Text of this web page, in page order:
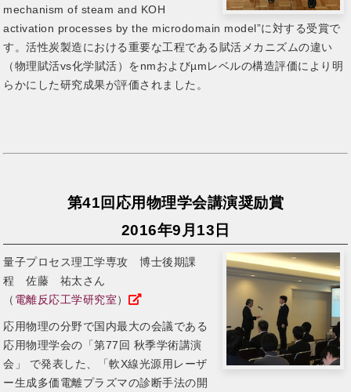
mechanism of steam and KOH
activation processes by the microdomain model”に対する受賞で
す。活性炭製造における重要な工程である賦活メカニズムの違い
（物理賦活vs化学賦活）をnmおよびµmレベルの構造評価により明
らかにした研究成果が評価されました。
第41回応用物理学会講演奨励賞
2016年9月13日
量子プロセス理工学専攻 博士後期課
程 佐藤 祐太さん
（ 電離反応工学研究室）
応用物理の分野で国内最大の会議である
応用物理学会の「第77回 秋季学術講演
会」 で発表した、「軟X線光源用レーザ
ー生成多価電離プラズマの診断手法の開